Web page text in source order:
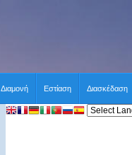
Διαμονή Εστίαση Διασκέδαση